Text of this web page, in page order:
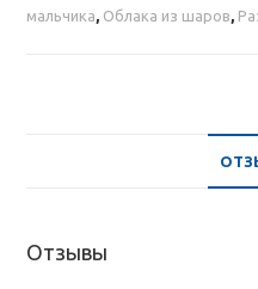
день
мальчика, Облака из шаров,
Отзывы